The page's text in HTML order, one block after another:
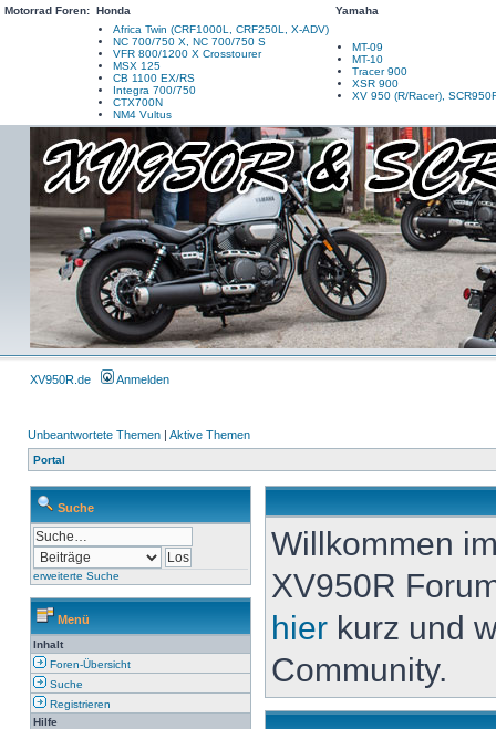
Motorrad Foren: Honda
Yamaha
Africa Twin (CRF1000L, CRF250L, X-ADV)
NC 700/750 X, NC 700/750 S
VFR 800/1200 X Crosstourer
MSX 125
CB 1100 EX/RS
Integra 700/750
CTX700N
NM4 Vultus
MT-09
MT-10
Tracer 900
XSR 900
XV 950 (R/Racer),
XV950R.de Anmelden
Unbeantwortete Themen | Aktive Themen
Portal
Suche
erweiterte Suche
Menü
Inhalt
Foren-Übersicht
Suche
Registrieren
Hilfe
Willkommen
XV950R
hier kurz und
Community.